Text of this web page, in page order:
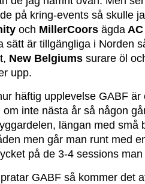
på kring-events så skulle
och MillerCoors ägda
sätt är tillgängliga i Norden
New Belgiums surare öl
upp.
häftig upplevelse GABF är
inte nästa år så någon
längan med små
men går man runt med
på de 3-4 sessions
GABF så kommer det